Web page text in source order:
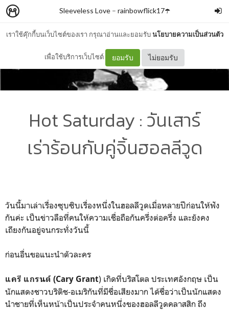
เราใช้คุ๊กกี้บนเว็บไซต์ของเรา กรุณาอ่านและยอมรับนโยบายความเป็นส่วนตัว
เพื่อใช้บริการเว็บไซต์ ยอมรับ ไม่ยอมรับ
Sleeveless Love– rainbowflick17☂️
Hot Saturday : วันเสาร์
เร่าร้อนกับคู่จิ้นฮอลลีวูด
วันนี้มาเล่าเรื่องซุบซิบเรื่องหนึ่งในฮอลลีวูดเมื่อหลายปีก่อนให้ฟัง
กันค่ะ เป็นข่าวลือที่คนให้ความเชื่อถือกันครึ่งต่อครึ่ง และยังคง
เถียงกันอยู่จนกระทั่งวันนี้
ก่อนอื่นขอแนะนำตัวละคร
แครี แกรนต์ (Cary Grant) เกิดที่บริสโตล ประเทศอังกฤษ เป็น
นักแสดงชาวบริติช-อเมริกันที่มีชื่อเสียงมาก ได้ชื่อว่าเป็นนักแสดง
นำชายที่เห็นหน้าเป็นประจำคนหนึ่งของฮอลลีวูดคลาสสิก ถึง